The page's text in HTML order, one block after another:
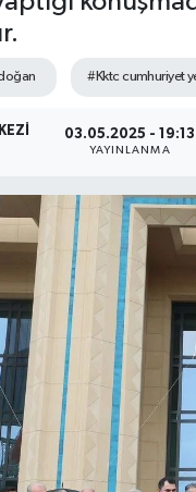
#Kktc cumhuriyet
03.05.2025 - 19:13
YAYINLANMA